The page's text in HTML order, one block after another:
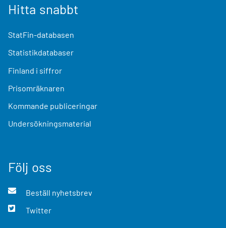
Hitta snabbt
StatFin-databasen
Statistikdatabaser
Finland i siffror
Prisomräknaren
Kommande publiceringar
Undersökningsmaterial
Följ oss
Beställ nyhetsbrev
Twitter